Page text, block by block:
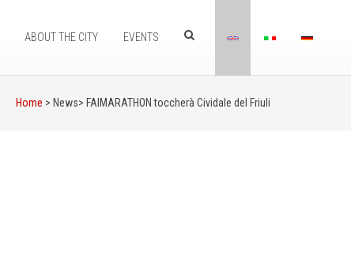
ABOUT THE CITY EVENTS
Home > News> FAIMARATHON toccherà Cividale del Friuli